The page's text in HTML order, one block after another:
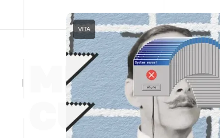
VITA